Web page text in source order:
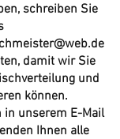
schreiben Sie
damit wir Sie
und
können.
in unserem E-Mail
Ihnen alle